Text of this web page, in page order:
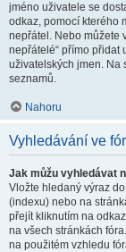
jméno uživatele se
odkaz, pomocí kterého
nepřátel. Nebo můžete
nepřátelé“ přímo přidat
uživatelských jmen. Na
seznamů.
Nahoru
Vyhledávání ve
Jak můžu vyhledávat
Vložte hledaný výraz
(indexu) nebo na
přejít kliknutím na
na všech stránkách
na použitém vzhledu